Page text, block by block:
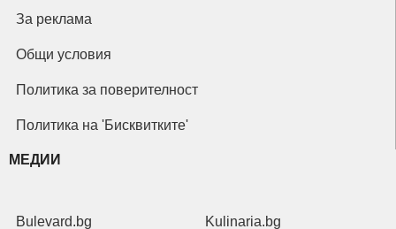
За реклама
Общи условия
Политика за поверителност
Политика на 'Бисквитките'
МЕДИИ
Bulevard.bg Kulinaria.bg